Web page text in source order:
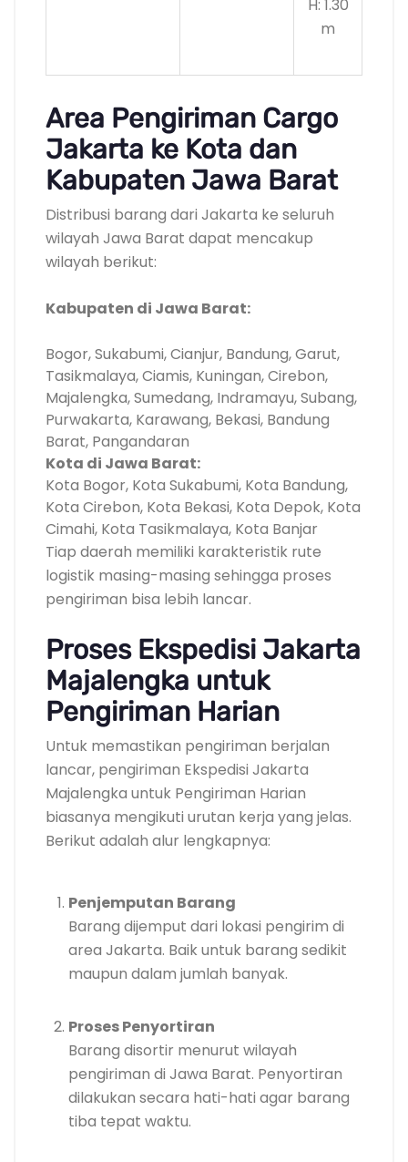
H: 1.30
m
Area Pengiriman Cargo
Jakarta ke Kota dan
Kabupaten Jawa Barat
Distribusi barang dari Jakarta ke seluruh
wilayah Jawa Barat dapat mencakup
wilayah berikut:
Kabupaten di Jawa Barat:
Bogor, Sukabumi, Cianjur, Bandung, Garut,
Tasikmalaya, Ciamis, Kuningan, Cirebon,
Majalengka, Sumedang, Indramayu, Subang,
Purwakarta, Karawang, Bekasi, Bandung
Barat, Pangandaran
Kota di Jawa Barat:
Kota Bogor, Kota Sukabumi, Kota Bandung,
Kota Cirebon, Kota Bekasi, Kota Depok, Kota
Cimahi, Kota Tasikmalaya, Kota Banjar
Tiap daerah memiliki karakteristik rute
logistik masing-masing sehingga proses
pengiriman bisa lebih lancar.
Proses Ekspedisi Jakarta
Majalengka untuk
Pengiriman Harian
Untuk memastikan pengiriman berjalan
lancar, pengiriman Ekspedisi Jakarta
Majalengka untuk Pengiriman Harian
biasanya mengikuti urutan kerja yang jelas.
Berikut adalah alur lengkapnya:
Penjemputan Barang
Barang dijemput dari lokasi pengirim di
area Jakarta. Baik untuk barang sedikit
maupun dalam jumlah banyak.
Proses Penyortiran
Barang disortir menurut wilayah
pengiriman di Jawa Barat. Penyortiran
dilakukan secara hati-hati agar barang
tiba tepat waktu.